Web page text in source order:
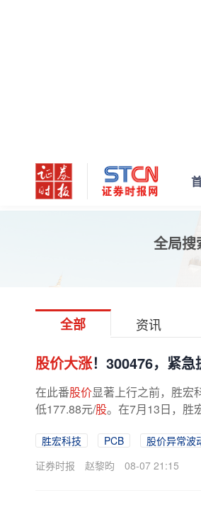
全局搜
全部 资讯
股价大涨！300476，紧急
在此番股价显著上行之前，胜宏
低177.88元/股。在7月13日，胜
胜宏科技 PCB
股价异常波
证券时报
赵黎昀 08-07 21:15